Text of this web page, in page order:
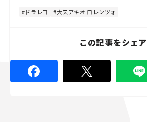
%
ドラレコ 大矢アキオ ロレンツォ
この記事をシェア